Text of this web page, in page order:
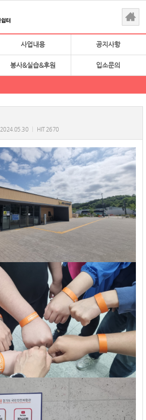
사업내용 공지사항
봉사&실습&후원 입소문의
2024.05.30 HIT 2670